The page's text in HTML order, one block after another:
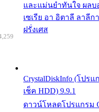
และแม่นยำทันใจ ผลบ
เซเรีย อา อิตาลี ลาลีก
ฝรั่งเศส
CrystalDiskInfo (โปรแ
เช็ค HDD) 9.9.1
ดาวน์โหลดโปรแกรม